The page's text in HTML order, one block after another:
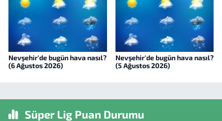
Nevşehir'de bugün hava nasıl?
(6 Ağustos 2026)
Nevşehir'de bugün hava nasıl?
(5 Ağustos 2026)
Süper Lig Puan Durumu